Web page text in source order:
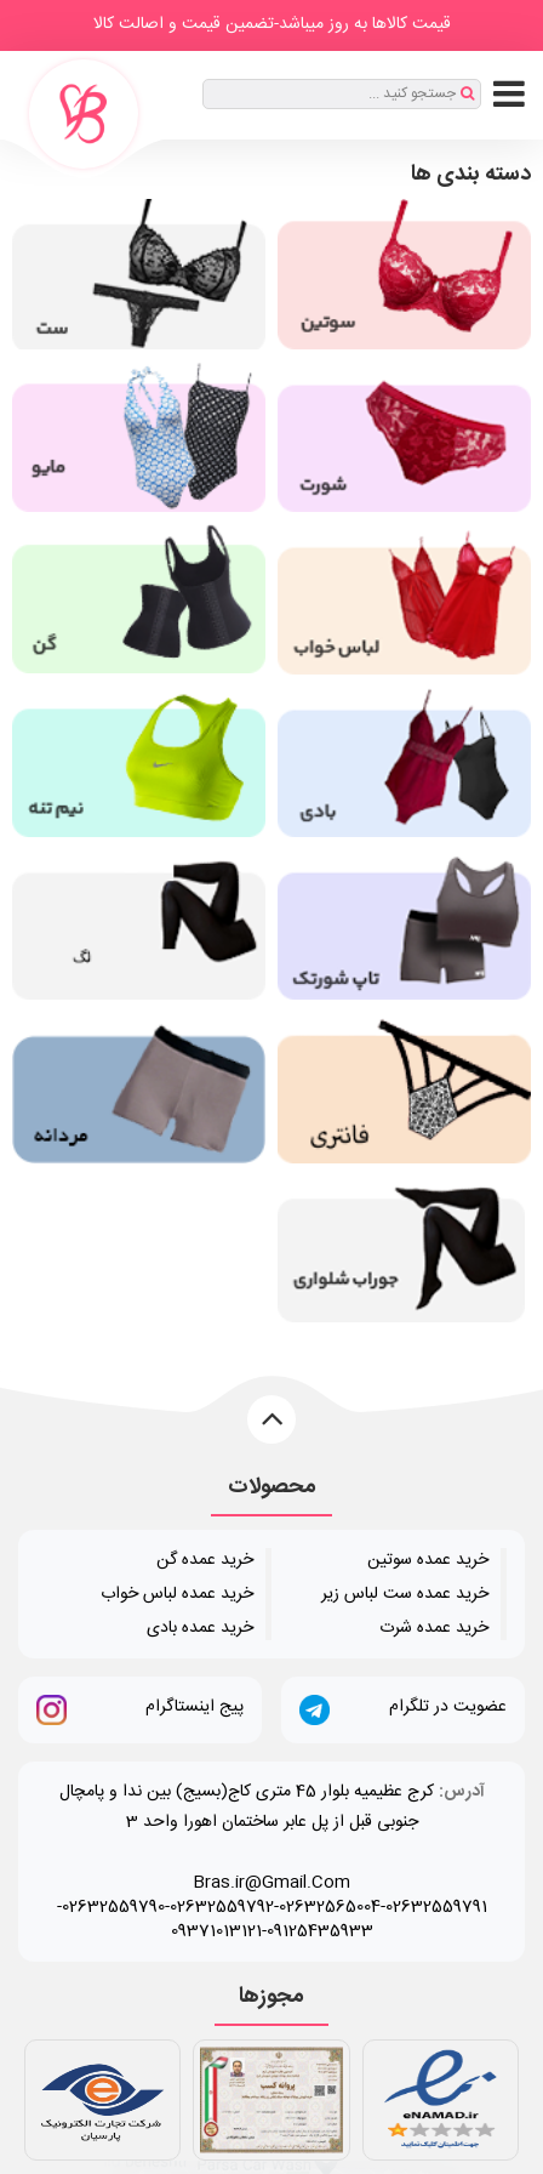
IranBra
اصلی ها ما
ثبت
|
قیمت کالاها به روز میباشد-تضمین قیمت و اصالت کالا
جستجو کنید ...
دسته بندی ها
محصولات
خرید عمده سوتین
خرید عمده ست لباس زیر
خرید عمده شرت
خرید عمده گن
خرید عمده لباس خواب
خرید عمده بادی
عضویت در تلگرام پیج اینستاگرام
آدرس:
کرج عظیمیه بلوار 45 متری کاج(بسیج) بین ندا و پامچال
جنوبی قبل از پل عابر ساختمان اهورا واحد 3
Bras.ir@Gmail.Com
02632559791
-
02632565004
-
02632559792
-
02632559790
-
09125435933
-
09371013121
مجوزها